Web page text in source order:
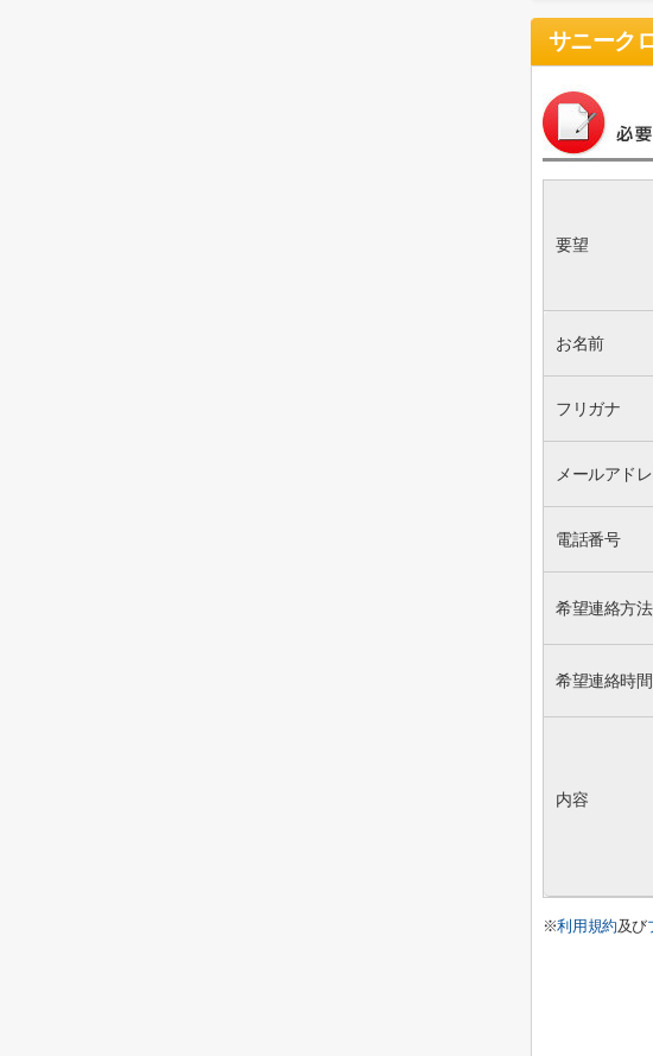
サニーク
要望
お名前
フリガナ
メールアド
電話番号
希望連絡方法
希望連絡時間
内容
※利用規約及び